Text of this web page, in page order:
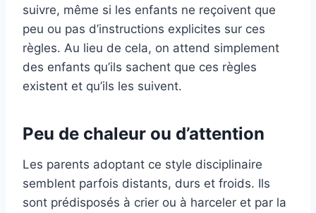
suivre, même si les enfants ne reçoivent que
peu ou pas d’instructions explicites sur ces
règles. Au lieu de cela, on attend simplement
des enfants qu’ils sachent que ces règles
existent et qu’ils les suivent.
Peu de chaleur ou d’attention
Les parents adoptant ce style disciplinaire
semblent parfois distants, durs et froids. Ils
sont prédisposés à crier ou à harceler et par la